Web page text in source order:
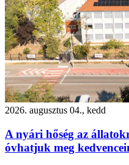
2026. augusztus 04., kedd
A nyári hőség az
óvhatjuk meg